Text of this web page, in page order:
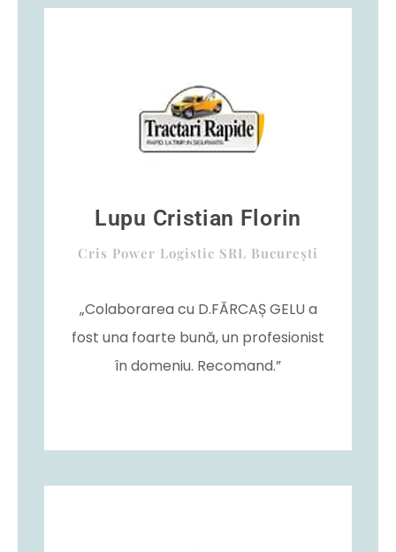
Lupu Cristian Florin
Cris Power Logistic SRL București
„Colaborarea cu D.FĂRCAȘ GELU a
fost una foarte bună, un profesionist
în domeniu. Recomand.”